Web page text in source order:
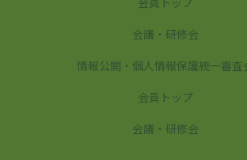
会議・研修会
情報公開・個人情報保護統一審査
会員トップ
会議・研修会